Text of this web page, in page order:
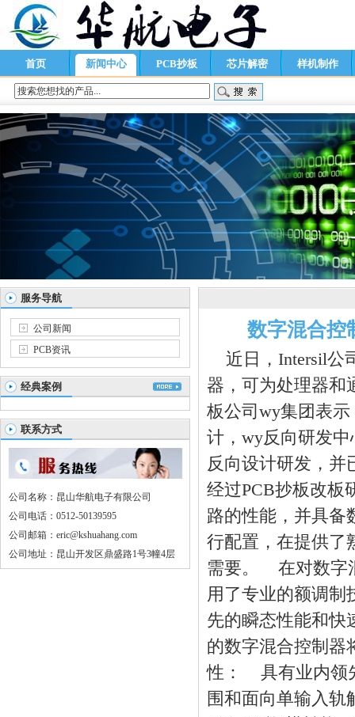
首页 新闻中心 PCB抄板 芯片解密 样机制作
服务导航
公司新闻
PCB资讯
经典案例
联系方式
公司名称：昆山华航电子有限公司
公司电话：0512-50139595
公司邮箱：eric@kshuahang.com
公司地址：昆山开发区鼎盛路1号3幢4层
数字混合控
近日，Intersil公
器，可为处理器和
板公司wy集团表
计 ，wy反向研发中
反向设计研发，并
经过PCB抄板改板
路的性能，并具备
行配置，在提供了
需要。 在对数字
用了专业的额调制
先的瞬态性能和快
的数字混合控制
性： 具有业内领
围和面向单输入